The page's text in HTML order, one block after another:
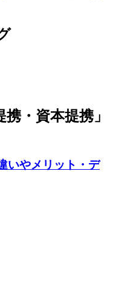
・資本提携」
いやメリット・デ